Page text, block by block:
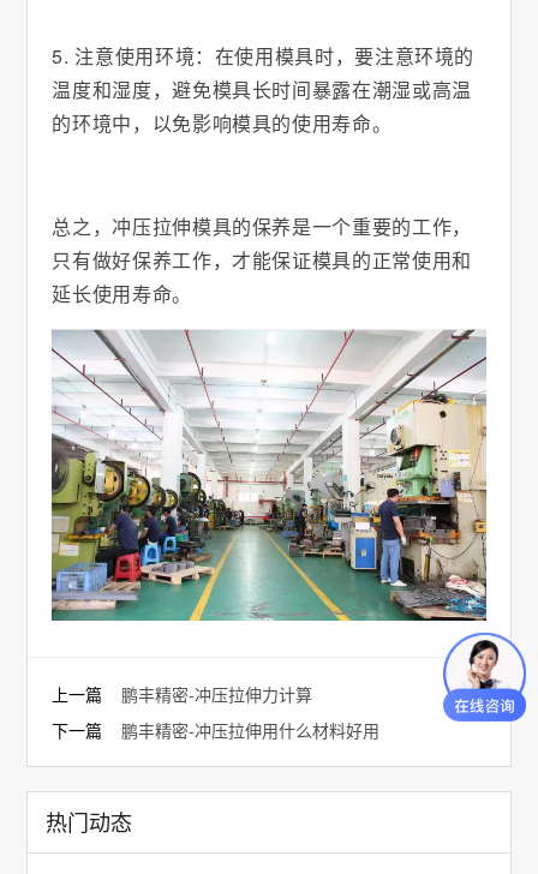
5. 注意使用环境：在使用模具时，要注意环境的
温度和湿度，避免模具长时间暴露在潮湿或高温
的环境中，以免影响模具的使用寿命。
总之，冲压拉伸模具的保养是一个重要的工作，
只有做好保养工作，才能保证模具的正常使用和
延长使用寿命。
上一篇 鹏丰精密-冲压拉伸力计算
下一篇 鹏丰精密-冲压拉伸用什么材料好用
热门动态